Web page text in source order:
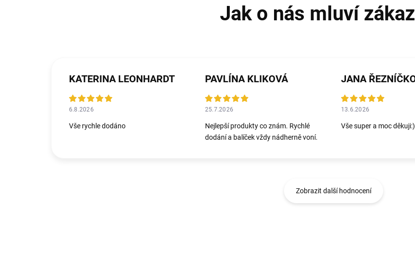
KATERINA LEONHARDT
6.8.2026
Vše rychle dodáno
PAVLÍNA KLIKOVÁ
25.7.2026
Nejlepší produkty co znám. Rychlé
dodání a balíček vždy nádherně voní.
13.6.2026
Vše super a moc děkuji:)
Zobrazit další hodnocení